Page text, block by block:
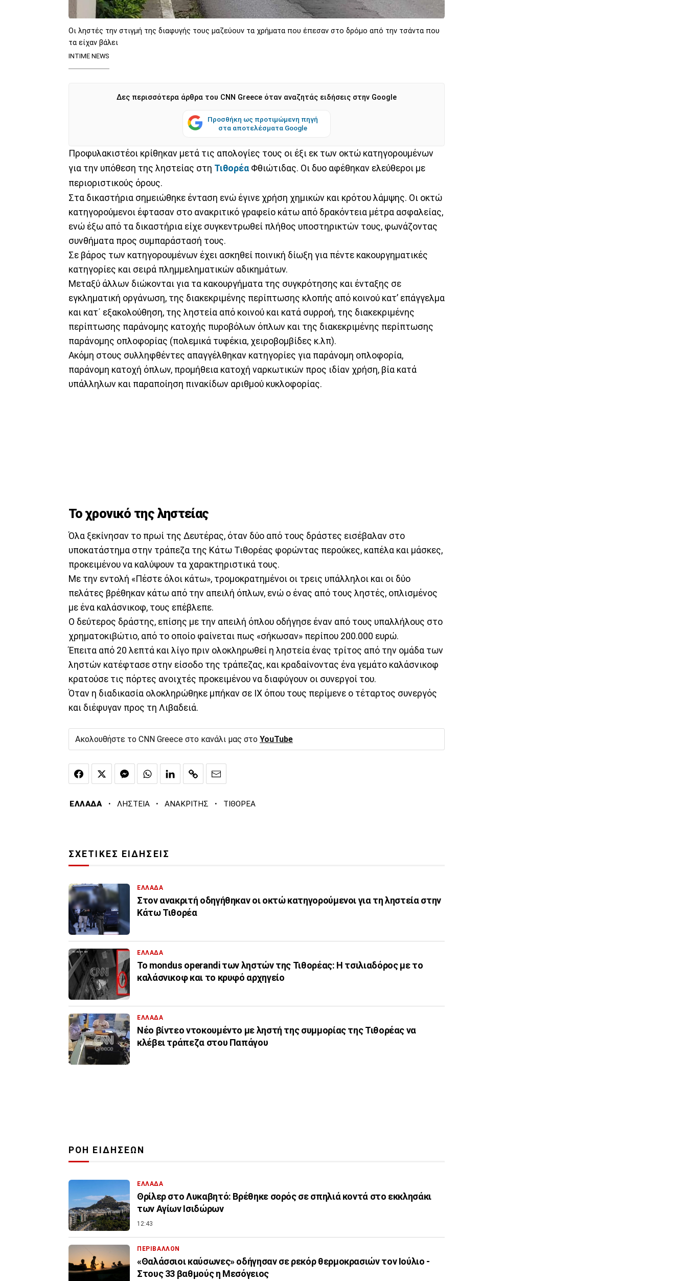
Οι ληστές την στιγμή της διαφυγής τους μαζεύουν τα χρήματα που έπεσαν στο δρόμο από την τσάντα που
τα είχαν βάλει
INTIME NEWS
Δες περισσότερα άρθρα του CNN Greece όταν αναζητάς ειδήσεις στην Google
Προσθήκη ως προτιμώμενη πηγή
στα αποτελέσματα Google
Προφυλακιστέοι κρίθηκαν μετά τις απολογίες τους οι έξι εκ των οκτώ κατηγορουμένων
για την υπόθεση της ληστείας στη Τιθορέα Φθιώτιδας. Οι δυο αφέθηκαν ελεύθεροι με
περιοριστικούς όρους.
Στα δικαστήρια σημειώθηκε ένταση ενώ έγινε χρήση χημικών και κρότου λάμψης. Οι οκτώ
κατηγορούμενοι έφτασαν στο ανακριτικό γραφείο κάτω από δρακόντεια μέτρα ασφαλείας,
ενώ έξω από τα δικαστήρια είχε συγκεντρωθεί πλήθος υποστηρικτών τους, φωνάζοντας
συνθήματα προς συμπαράστασή τους.
Σε βάρος των κατηγορουμένων έχει ασκηθεί ποινική δίωξη για πέντε κακουργηματικές
κατηγορίες και σειρά πλημμεληματικών αδικημάτων.
Μεταξύ άλλων διώκονται για τα κακουργήματα της συγκρότησης και ένταξης σε
εγκληματική οργάνωση, της διακεκριμένης περίπτωσης κλοπής από κοινού κατ’ επάγγελμα
και κατ΄ εξακολούθηση, της ληστεία από κοινού και κατά συρροή, της διακεκριμένης
περίπτωσης παράνομης κατοχής πυροβόλων όπλων και της διακεκριμένης περίπτωσης
παράνομης οπλοφορίας (πολεμικά τυφέκια, χειροβομβίδες κ.λπ).
Ακόμη στους συλληφθέντες απαγγέλθηκαν κατηγορίες για παράνομη οπλοφορία,
παράνομη κατοχή όπλων, προμήθεια κατοχή ναρκωτικών προς ιδίαν χρήση, βία κατά
υπάλληλων και παραποίηση πινακίδων αριθμού κυκλοφορίας.
Το χρονικό της ληστείας
Όλα ξεκίνησαν το πρωί της Δευτέρας, όταν δύο από τους δράστες εισέβαλαν στο
υποκατάστημα στην τράπεζα της Κάτω Τιθορέας φορώντας περούκες, καπέλα και μάσκες,
προκειμένου να καλύψουν τα χαρακτηριστικά τους.
Με την εντολή «Πέστε όλοι κάτω», τρομοκρατημένοι οι τρεις υπάλληλοι και οι δύο
πελάτες βρέθηκαν κάτω από την απειλή όπλων, ενώ ο ένας από τους ληστές, οπλισμένος
με ένα καλάσνικοφ, τους επέβλεπε.
Ο δεύτερος δράστης, επίσης με την απειλή όπλου οδήγησε έναν από τους υπαλλήλους στο
χρηματοκιβώτιο, από το οποίο φαίνεται πως «σήκωσαν» περίπου 200.000 ευρώ.
Έπειτα από 20 λεπτά και λίγο πριν ολοκληρωθεί η ληστεία ένας τρίτος από την ομάδα των
ληστών κατέφτασε στην είσοδο της τράπεζας, και κραδαίνοντας ένα γεμάτο καλάσνικοφ
κρατούσε τις πόρτες ανοιχτές προκειμένου να διαφύγουν οι συνεργοί του.
Όταν η διαδικασία ολοκληρώθηκε μπήκαν σε ΙΧ όπου τους περίμενε ο τέταρτος συνεργός
και διέφυγαν προς τη Λιβαδειά.
Ακολουθήστε το CNN Greece στο κανάλι μας στο YouTube
ΕΛΛΑΔΑ · ΛΗΣΤΕΙΑ · ΑΝΑΚΡΙΤΗΣ · ΤΙΘΟΡΕΑ
ΣΧΕΤΙΚΕΣ ΕΙΔΗΣΕΙΣ
ΕΛΛΑΔΑ
Στον ανακριτή οδηγήθηκαν οι οκτώ κατηγορούμενοι για τη ληστεία στην
Κάτω Τιθορέα
ΕΛΛΑΔΑ
Το mondus operandi των ληστών της Τιθορέας: Η τσιλιαδόρος με το
καλάσνικοφ και το κρυφό αρχηγείο
ΕΛΛΑΔΑ
Νέο βίντεο ντοκουμέντο με ληστή της συμμορίας της Τιθορέας να
κλέβει τράπεζα στου Παπάγου
ΡΟΗ ΕΙΔΗΣΕΩΝ
ΕΛΛΑΔΑ
Θρίλερ στο Λυκαβητό: Βρέθηκε σορός σε σπηλιά κοντά στο εκκλησάκι
των Αγίων Ισιδώρων
12:43
ΠΕΡΙΒΑΛΛΟΝ
«Θαλάσσιοι καύσωνες» οδήγησαν σε ρεκόρ θερμοκρασιών τον Ιούλιο -
Στους 33 βαθμούς η Μεσόγειος